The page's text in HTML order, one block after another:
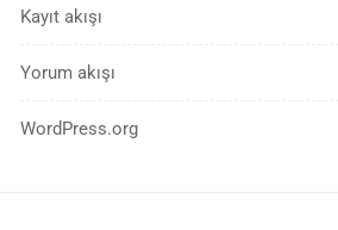
Kayıt akışı
Yorum akışı
WordPress.org